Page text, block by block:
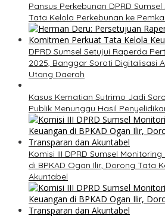
Pansus Perkebunan DPRD
Tata Kelola Perkebunan ke
DPRD Sumsel Setujui Raperda
2025, Banggar Soroti Digitalisasi
Utang Daerah
Kasus Kematian Sutrimo Jadi
Publik Menunggu Hasil
Komisi III DPRD Sumsel
di BPKAD Ogan Ilir, Dorong Tata
Akuntabel